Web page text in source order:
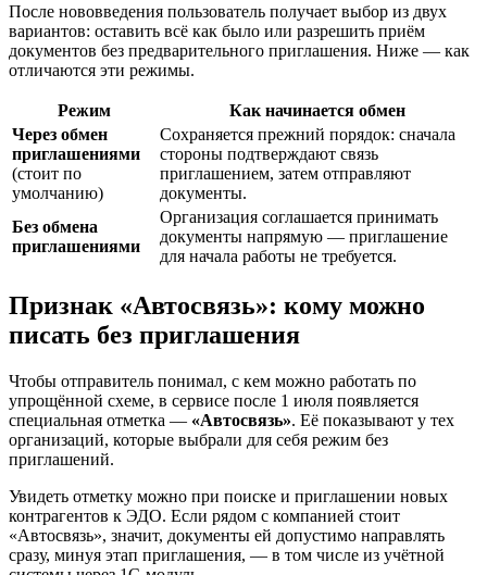
После нововведения пользователь получает выбор из двух
вариантов: оставить всё как было или разрешить приём
документов без предварительного приглашения. Ниже — как
отличаются эти режимы.
Режим
Как начинается обмен
Через обмен
приглашениями
(стоит по
умолчанию)
Сохраняется прежний порядок: сначала
стороны подтверждают связь
приглашением, затем отправляют
документы.
Без обмена
приглашениями
Организация соглашается принимать
документы напрямую — приглашение
для начала работы не требуется.
Признак «Автосвязь»: кому можно
писать без приглашения
Чтобы отправитель понимал, с кем можно работать по
упрощённой схеме, в сервисе после 1 июля появляется
специальная отметка — «Автосвязь». Её показывают у тех
организаций, которые выбрали для себя режим без
приглашений.
Увидеть отметку можно при поиске и приглашении новых
контрагентов к ЭДО. Если рядом с компанией стоит
«Автосвязь», значит, документы ей допустимо направлять
сразу, минуя этап приглашения, — в том числе из учётной